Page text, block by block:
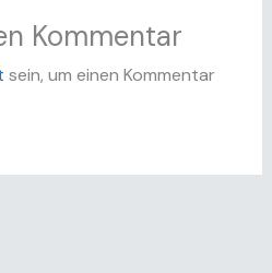
Kommentar
sein, um einen Kommentar